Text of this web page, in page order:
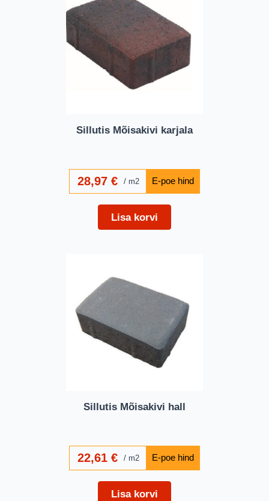
Sillutis Mõisakivi karjala
28,97€ m2
Lisa korvi
Sillutis Mõisakivi hall
22,61€ m2
Lisa korvi